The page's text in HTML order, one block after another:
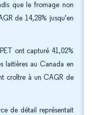
que le fromage non
de 14,28% jusqu'en
ont capturé 41,02%
laitières au Canada en
croître à un CAGR de
de détail représentait